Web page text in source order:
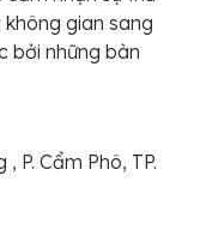
gian sang
bởi những bàn
P. Cẩm Phô, TP.